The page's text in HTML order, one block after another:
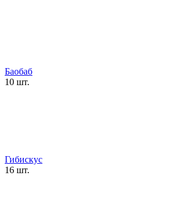
Баобаб
10 шт.
Гибискус
16 шт.